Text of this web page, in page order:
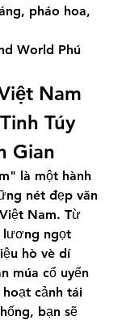
pháo hoa,
World Phú
Nam
Túy
Gian
là một hành
nét đẹp văn
Nam. Từ
lương ngọt
hò vè dí
múa cổ uyển
cảnh tái
bạn sẽ